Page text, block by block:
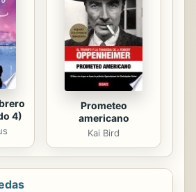
4)
Prometeo
americano
Kai Bird